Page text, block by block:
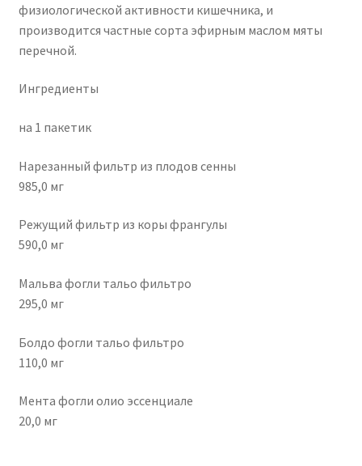
физиологической активности кишечника, и
производится частные сорта эфирным маслом мяты
перечной.
Ингредиенты
на 1 пакетик
Нарезанный фильтр из плодов сенны
985,0 мг
Режущий фильтр из коры франгулы
590,0 мг
Мальва фогли тальо фильтро
295,0 мг
Болдо фогли тальо фильтро
110,0 мг
Мента фогли олио эссенциале
20,0 мг